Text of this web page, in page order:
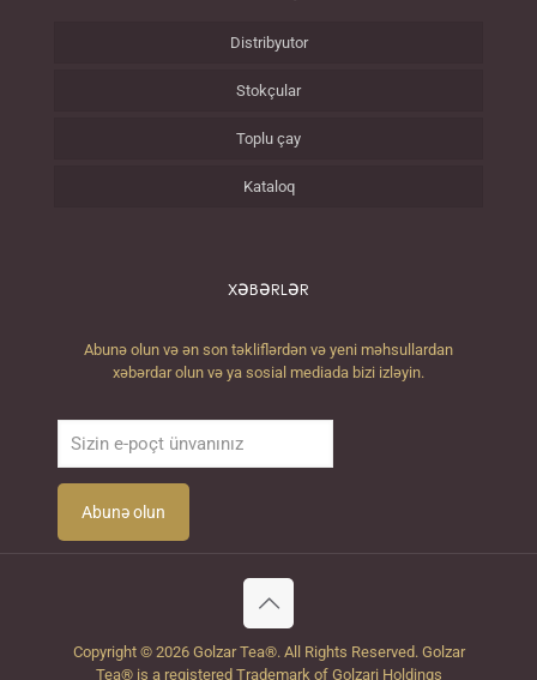
Distribyutor
Stokçular
Toplu çay
Kataloq
XƏBƏRLƏR
Abunə olun və ən son təkliflərdən və yeni məhsullardan
xəbərdar olun və ya sosial mediada bizi izləyin.
Copyright © 2026 Golzar Tea®. All Rights Reserved. Golzar
Tea® is a registered Trademark of Golzari Holdings